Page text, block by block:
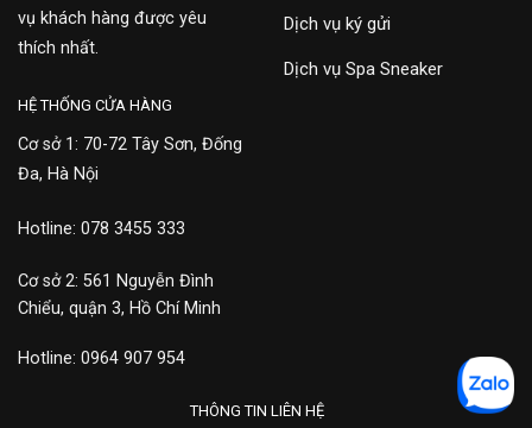
vụ khách hàng được yêu
thích nhất.
Dịch vụ ký gửi
Dịch vụ Spa Sneaker
HỆ THỐNG CỬA HÀNG
Cơ sở 1: 70-72 Tây Sơn, Đống
Đa, Hà Nội
Hotline: 078 3455 333
Cơ sở 2: 561 Nguyễn Đình
Chiểu, quận 3, Hồ Chí Minh
Hotline: 0964 907 954
THÔNG TIN LIÊN HỆ